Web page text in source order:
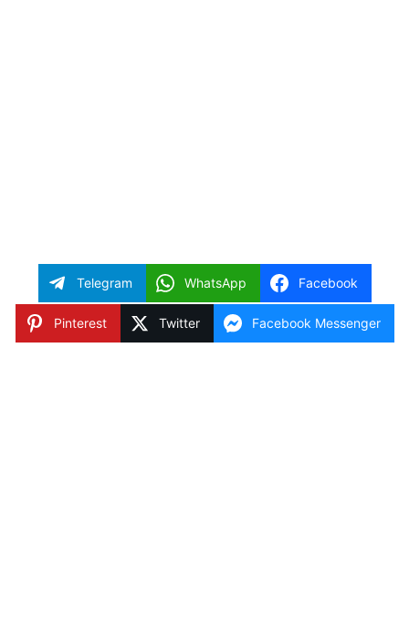
Telegram WhatsApp Facebook
Pinterest Twitter Facebook Messenger